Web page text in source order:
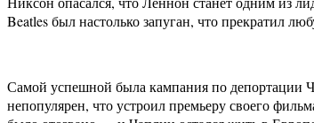
Beatles был настолько запуган, что прекратил
Самой успешной была кампания по депортации
непопулярен, что устроил премьеру своего